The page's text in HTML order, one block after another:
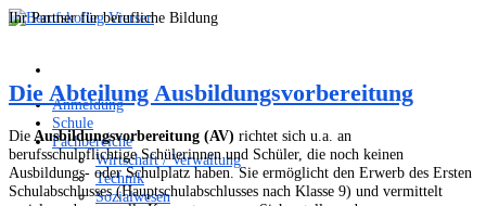
Ihr Partner für berufliche Bildung
Anmeldung
Schule
Fachbereiche
Wirtschaft / Verwaltung
Technik
Sozialwesen
Die Abteilung Ausbildungsvorbereitung
DieAusbildungsvorbereitung (AV) richtet sich u.a. an
berufsschulpflichtige Schülerinnen und Schüler, die noch keinen
Ausbildungs- oder Schulplatz haben. Sie ermöglicht den Erwerb des Ersten
Schulabschlusses (Hauptschulabschlusses nach Klasse 9) und vermittelt